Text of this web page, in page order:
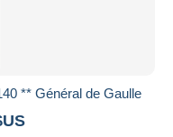
** Général de Gaulle